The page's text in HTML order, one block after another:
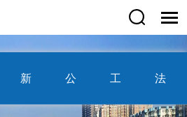
新 公 工 法